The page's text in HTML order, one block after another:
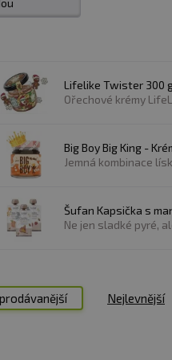
oříšků, které
a následným mletím
aromatické látky, čímž
svou chuť
máslo jemné a
bílé čokolády, což
supermarketu.
Lifelike Twister 300
Ořechové krémy
Big Boy Big King -
8.9.2026
Jemná kombinace
Šufan Kapsička s
Ne jen sladké pyré,
Nejlevnější